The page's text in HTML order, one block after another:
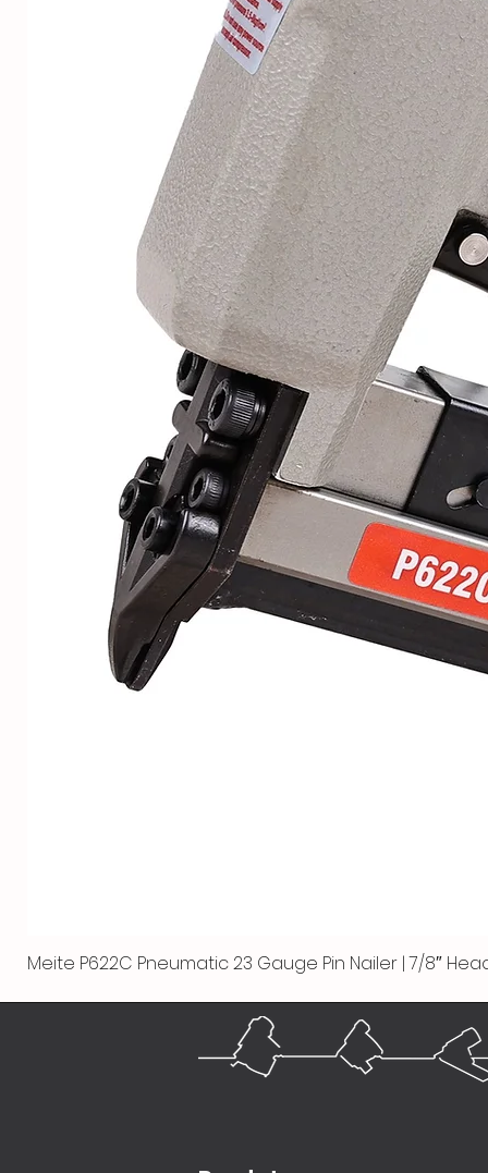
Meite P622C Pneumatic 23 Gauge Pin Nailer | 7/8″